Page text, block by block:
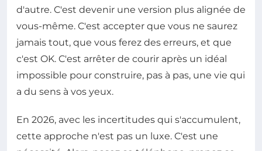
d'autre. C'est devenir une version plus alignée de
vous-même. C'est accepter que vous ne saurez
jamais tout, que vous ferez des erreurs, et que
c'est OK. C'est arrêter de courir après un idéal
impossible pour construire, pas à pas, une vie qui
a du sens à vos yeux.
En 2026, avec les incertitudes qui s'accumulent,
cette approche n'est pas un luxe. C'est une